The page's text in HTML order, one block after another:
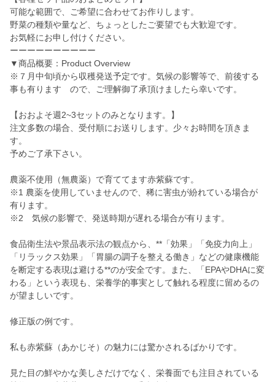
可能な範囲で、ご希望に合わせてお作りします。
野菜の種類や量など、ちょっとしたご要望でも大歓迎です。
お気軽にお申し付けください。
ーーーーーーーーーー
▼商品概要：Product Overview
※７月中旬頃から収穫発送予定です。気候の影響等で、前後する
事も有ります ので、ご理解御了承頂けましたら幸いです。
【おおよそ週2~3セットのみとなります。】
注文多数の場合、受付順にお送りします。少々お時間を頂きま
す。
予めご了承下さい。
農薬不使用（無農薬）で育ててます赤紫蘇です。
※1 農薬を使用していませんので、稀に害虫が紛れている場合が
有ります。
※2 気候の影響で、発送時期が遅れる場合が有ります。
食品衛生法や景品表示法の観点から、**「効果」「免疫力向上」
「リラックス効果」「胃腸の調子を整える働き」などの健康機能
を断定する表現は避ける**のが安全です。また、「EPAやDHAに変
わる」という表現も、栄養学的事実として触れる程度に留めるの
が望ましいです。
修正版の例です。
私も赤紫蘇（あかじそ）の魅力には驚かされるばかりです。
見た目の鮮やかな美しさだけでなく、栄養面でも注目されている